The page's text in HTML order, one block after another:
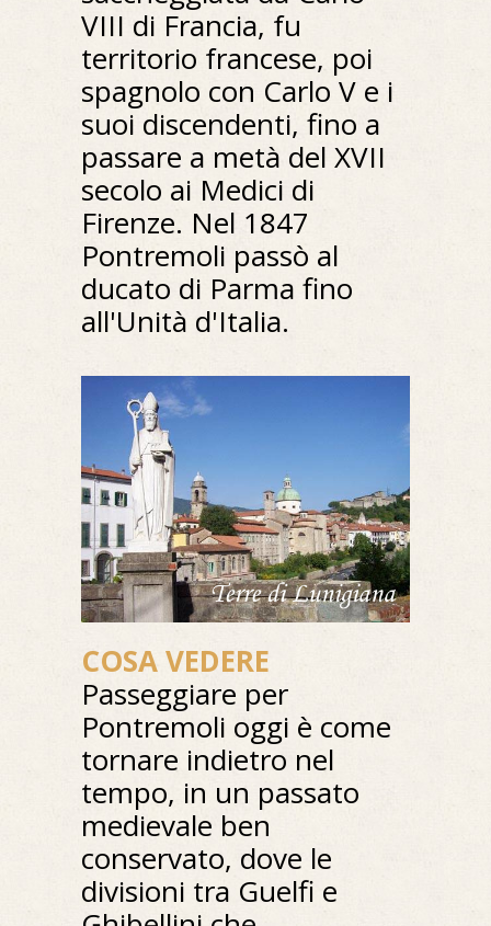
VIII di Francia, fu
territorio francese, poi
spagnolo con Carlo V e i
suoi discendenti, fino a
passare a metà del XVII
secolo ai Medici di
Firenze. Nel 1847
Pontremoli passò al
ducato di Parma fino
all'Unità d'Italia.
COSA VEDERE
Passeggiare per
Pontremoli oggi è come
tornare indietro nel
tempo, in un passato
medievale ben
conservato, dove le
divisioni tra Guelfi e